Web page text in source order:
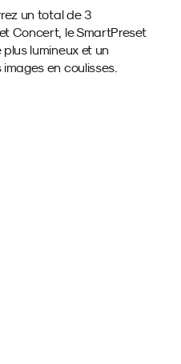
un total de 3
Concert, le SmartPreset
lumineux et un
en coulisses.